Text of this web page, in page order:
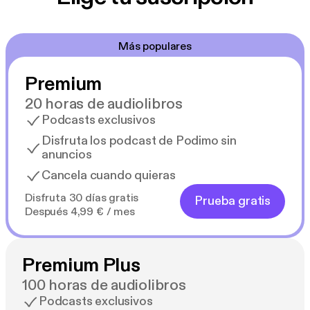
Nietzsche a Karl Marx, de san Pablo a Roberto
Esposito— lleva al lector no especializado en
desvíos propios de las conversaciones, hacia las
complejidades de un saber que se brinda así a
pensar la vida cotidiana. Una travesía fascinante por
cuestiones claves que es, a la vez, una introducción
y un examen profundo.
Más populares
Premium
20 horas de audiolibros
Podcasts exclusivos
Disfruta los podcast de Podimo sin
anuncios
Cancela cuando quieras
Disfruta 30 días gratis
Después 4,99 € / mes
Prueba gratis
Premium Plus
100 horas de audiolibros
Podcasts exclusivos